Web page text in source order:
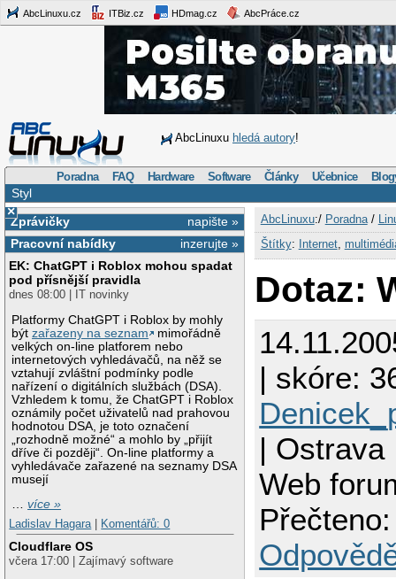
AbcLinuxu.cz ITBiz.cz HDmag.cz AbcPráce.cz
AbcLinuxu hledá autory!
Poradna FAQ Hardware Software Články Učebnice
Styl
×
napište »
Zprávičky
inzerujte »
Pracovní nabídky
EK: ChatGPT i Roblox mohou spadat
pod přísnější pravidla
dnes 08:00 | IT novinky
Platformy ChatGPT i Roblox by mohly
býtzařazeny na seznam
mimořádně
velkých on-line platforem nebo
internetových vyhledávačů, na něž se
vztahují zvláštní podmínky podle
nařízení o digitálních službách (DSA).
Vzhledem k tomu, že ChatGPT i Roblox
oznámily počet uživatelů nad prahovou
hodnotou DSA, je toto označení
„rozhodně možné“ a mohlo by „přijít
dříve či později“. On-line platformy a
vyhledávače zařazené na seznamy DSA
musejí
…více »
Ladislav Hagara
Komentářů: 0
Cloudflare OS
včera 17:00 | Zajímavý software
AbcLinuxu:/ Poradna/
Štítky: Internet,
Dotaz:
| skóre:
| Ostrava
Web